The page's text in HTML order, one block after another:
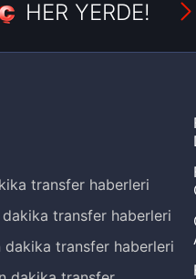
HER YERDE!
transfer haberleri
dakika transfer haberleri
dakika transfer haberleri